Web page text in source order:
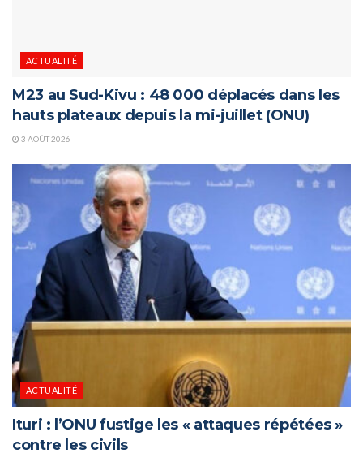
ACTUALITÉ
M23 au Sud-Kivu : 48 000 déplacés dans les
hauts plateaux depuis la mi-juillet (ONU)
3 AOÛT 2026
ACTUALITÉ
Ituri : l’ONU fustige les « attaques répétées »
contre les civils